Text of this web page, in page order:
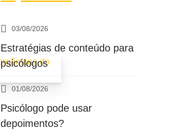
03/08/2026
Estratégias de conteúdo para
psicólogos
01/08/2026
Psicólogo pode usar
depoimentos?